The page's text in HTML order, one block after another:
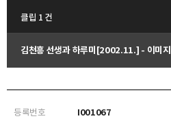
클립 1 건
김천흥 선생과 하루미[2002.11.] - 이미지
등록번호
I001067